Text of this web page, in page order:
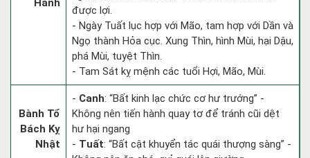
Hành
được lợi.
- Ngày Tuất lục hợp với Mão, tam hợp với Dần và
Ngọ thành Hỏa cục. Xung Thìn, hình Mùi, hại Dậu,
phá Mùi, tuyệt Thìn.
- Tam Sát kỵ mệnh các tuổi Hợi, Mão, Mùi.
Bành Tổ
Bách Kỵ
Nhật
- Canh: “Bất kinh lạc chức cơ hư trướng” -
Không nên tiến hành quay tơ để tránh cũi dệt
hư hại ngang
- Tuất: “Bất cật khuyển tác quái thượng sàng” -